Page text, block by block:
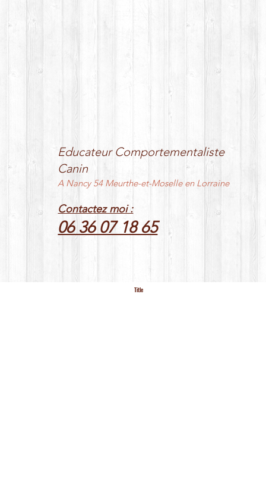
Educateur Comportementaliste
Canin
A Nancy 54 Meurthe-et-Moselle en Lorraine
Contactez moi :
06 36 07 18 65
Title